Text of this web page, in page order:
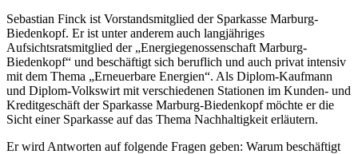
Sebastian Finck ist Vorstandsmitglied der Sparkasse Marburg-
Biedenkopf. Er ist unter anderem auch langjähriges
Aufsichtsratsmitglied der „Energiegenossenschaft Marburg-
Biedenkopf“ und beschäftigt sich beruflich und auch privat intensiv
mit dem Thema „Erneuerbare Energien“. Als Diplom-Kaufmann
und Diplom-Volkswirt mit verschiedenen Stationen im Kunden- und
Kreditgeschäft der Sparkasse Marburg-Biedenkopf möchte er die
Sicht einer Sparkasse auf das Thema Nachhaltigkeit erläutern.
Er wird Antworten auf folgende Fragen geben: Warum beschäftigt